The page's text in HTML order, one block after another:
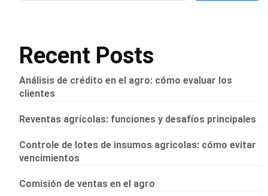
Recent Posts
Análisis de crédito en el agro: cómo evaluar los
clientes
Reventas agrícolas: funciones y desafíos principales
Controle de lotes de insumos agricolas: cómo evitar
vencimientos
Comisión de ventas en el agro